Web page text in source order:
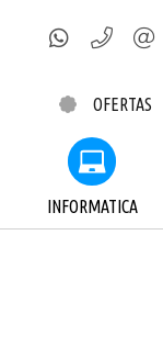
OFERTAS
INFORMATICA